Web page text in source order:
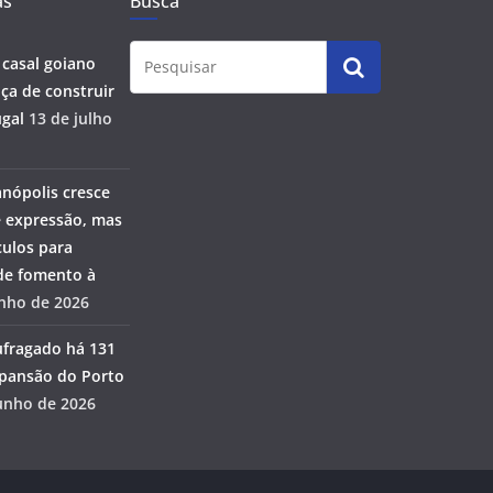
goiano
de construir
13 de julho
cresce
mas
para
fomento à
de 2026
há 131
do Porto
de 2026